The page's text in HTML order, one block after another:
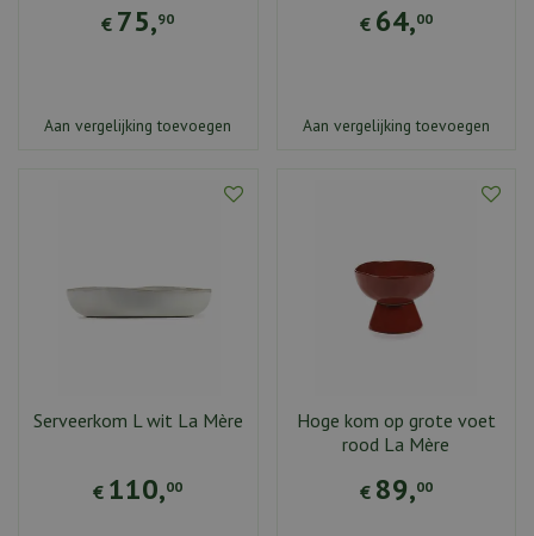
€ 75,90
Aan vergelijking toevoegen
€ 64,00
Aan vergelijking toevoegen
Serveerkom L wit La Mère
€ 110,00
Hoge kom op grote voet
rood La Mère
€ 89,00